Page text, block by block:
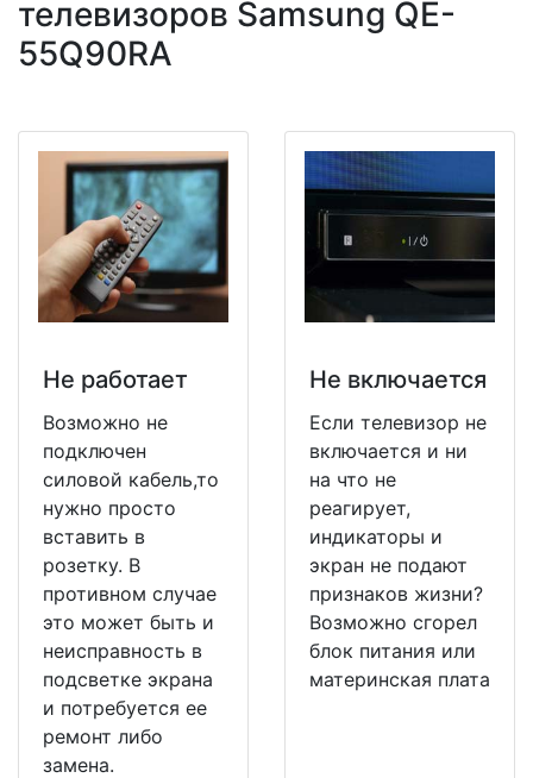
телевизоров Samsung QE-
55Q90RA
Не работает
Возможно не
подключен
силовой кабель,то
нужно просто
вставить в
розетку. В
противном случае
это может быть и
неисправность в
подсветке экрана
и потребуется ее
ремонт либо
замена.
Не включается
Если телевизор не
включается и ни
на что не
реагирует,
индикаторы и
экран не подают
признаков жизни?
Возможно сгорел
блок питания или
материнская плата